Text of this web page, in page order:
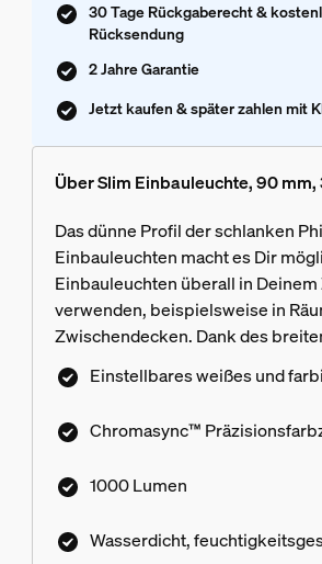
30 Tage Rückgaberecht &
Rücksendung
2 Jahre Garantie
Jetzt kaufen & später zahlen mit
Über Slim Einbauleuchte, 90
Das dünne Profil der schlanken
Einbauleuchten macht es Dir
Einbauleuchten überall in Deinem
verwenden, beispielsweise in
Zwischendecken. Dank des
Abstrahlungswinkels und der hohen
Lichtleistung kannst Du
Einstellbares weißes und
Chromasync™
1000 Lumen
Wasserdicht,